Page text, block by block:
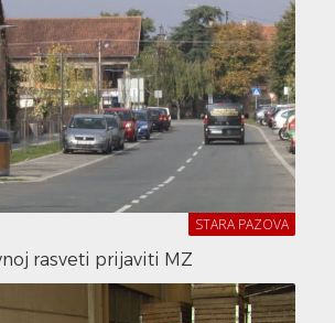
STARA PAZOVA
rasveti prijaviti MZ